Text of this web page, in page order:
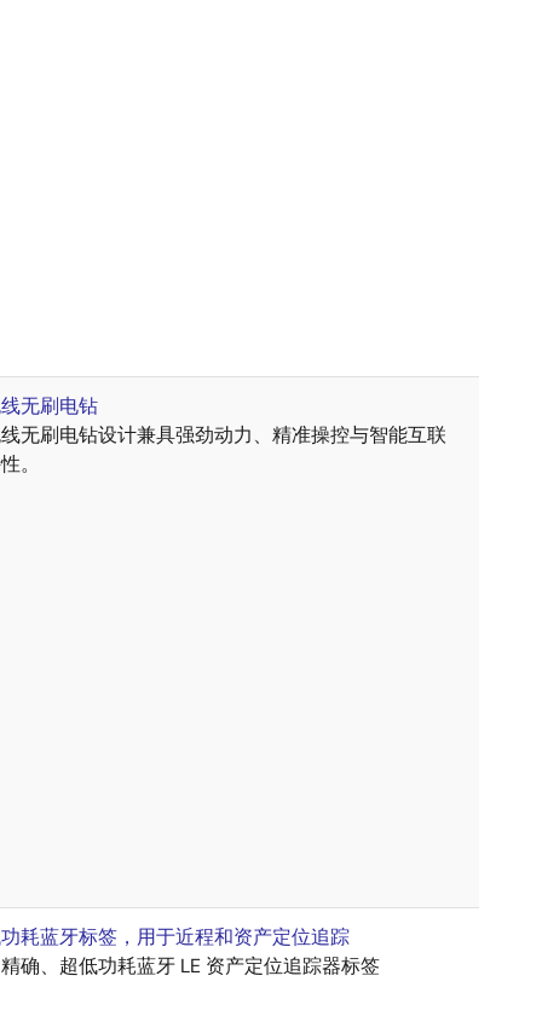
无刷电钻
无刷电钻设计兼具强劲动力、精准操控与智能互联
。
耗蓝牙标签，用于近程和资产定位追踪
确、超低功耗蓝牙 LE 资产定位追踪器标签